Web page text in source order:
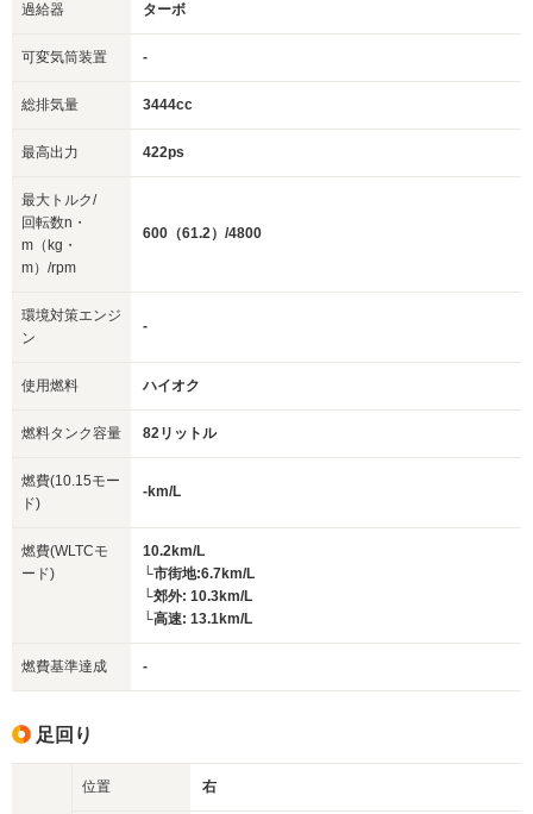
過給器 ターボ
可変気筒装置 -
総排気量 3444cc
最高出力 422ps
最大トルク/
回転数n・
m（kg・
m）/rpm
600（61.2）/4800
環境対策エンジ
ン
-
使用燃料 ハイオク
燃料タンク容量 82リットル
燃費(10.15モー
ド)
-km/L
燃費(WLTCモ
ード)
10.2km/L
└市街地:6.7km/L
└郊外: 10.3km/L
└高速: 13.1km/L
燃費基準達成 -
足回り
位置 右